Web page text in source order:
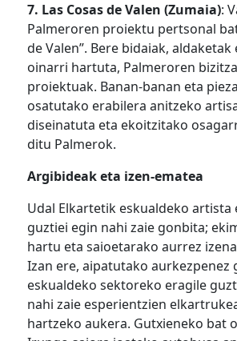
7. Las Cosas de Valen (Zumaia):
Palmeroren proiektu pertsonal bat
de Valen”. Bere bidaiak,
oinarri hartuta, Palmeroren
proiektuak. Banan-banan eta
osatutako erabilera anitzeko
diseinatuta eta ekoitzitako
ditu Palmerok.
Argibideak eta izen-ematea
Udal Elkartetik eskualdeko artista
guztiei egin nahi zaie gonbita;
hartu eta saioetarako aurrez
Izan ere, aipatutako aurkezpenez
eskualdeko sektoreko eragile
nahi zaie esperientzien
hartzeko aukera. Gutxieneko bat